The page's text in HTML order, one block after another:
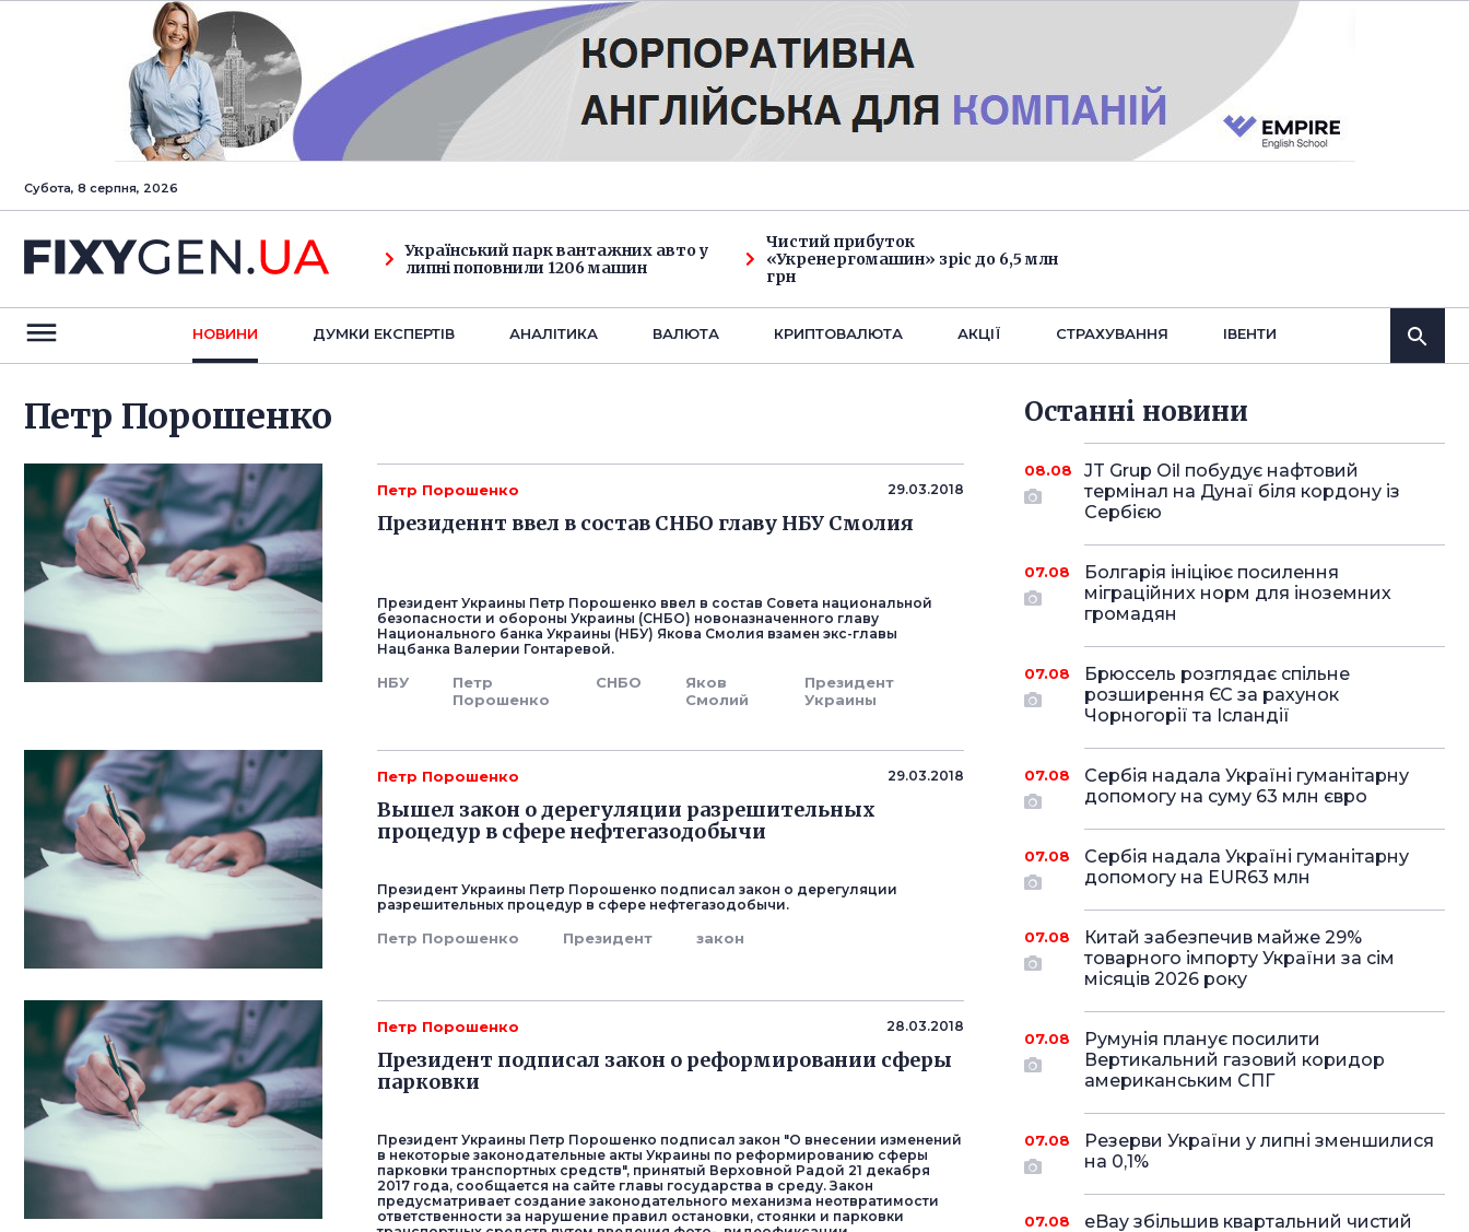
Субота, 8 серпня, 2026
Український парк вантажних авто у
липні поповнили 1206 машин
Чистий прибуток
«Укренергомашин» зріс до 6,5 млн
грн
НОВИНИ ДУМКИ ЕКСПЕРТIВ АНАЛIТИКА ВАЛЮТА КРИПТОВАЛЮТА АКЦІЇ СТРАХУВАННЯ IВЕНТИ
Петр Порошенко
Петр Порошенко 29.03.2018
Президеннт ввел в состав СНБО главу НБУ Смолия
Президент Украины Петр Порошенко ввел в состав Совета национальной
безопасности и обороны Украины (СНБО) новоназначенного главу
Национального банка Украины (НБУ) Якова Смолия взамен экс-главы
Нацбанка Валерии Гонтаревой.
НБУ
Петр
Порошенко
СНБО
Яков
Смолий
Президент
Украины
Петр Порошенко 29.03.2018
Вышел закон о дерегуляции разрешительных
процедур в сфере нефтегазодобычи
Президент Украины Петр Порошенко подписал закон о дерегуляции
разрешительных процедур в сфере нефтегазодобычи.
Петр Порошенко Президент закон
Петр Порошенко 28.03.2018
Президент подписал закон о реформировании сферы
парковки
Президент Украины Петр Порошенко подписал закон "О внесении изменений
в некоторые законодательные акты Украины по реформированию сферы
парковки транспортных средств", принятый Верховной Радой 21 декабря
2017 года, сообщается на сайте главы государства в среду. Закон
предусматривает создание законодательного механизма неотвратимости
ответственности за нарушение правил остановки, стоянки и парковки
Останнi новини
08.08
JT Grup Oil побудує нафтовий
термінал на Дунаї біля кордону із
Сербією
07.08
Болгарія ініціює посилення
міграційних норм для іноземних
громадян
07.08
Брюссель розглядає спільне
розширення ЄС за рахунок
Чорногорії та Ісландії
07.08
Сербія надала Україні гуманітарну
допомогу на суму 63 млн євро
07.08
Сербія надала Україні гуманітарну
допомогу на EUR63 млн
07.08
Китай забезпечив майже 29%
товарного імпорту України за сім
місяців 2026 року
07.08
Румунія планує посилити
Вертикальний газовий коридор
американським СПГ
07.08
Резерви України у липні зменшилися
на 0,1%
07.08
eBay збільшив квартальний чистий